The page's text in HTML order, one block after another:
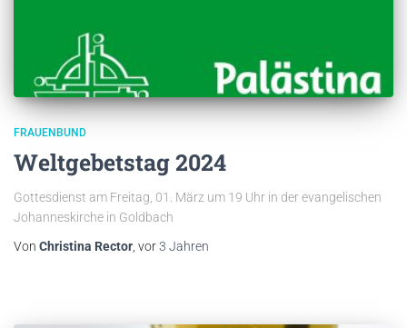
FRAUENBUND
Weltgebetstag 2024
Gottesdienst am Freitag, 01. März um 19 Uhr in der evangelischen
Johanneskirche in Goldbach
Von Christina Rector , vor3 Jahren